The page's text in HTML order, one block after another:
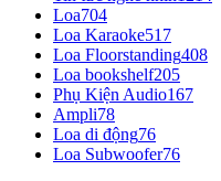
Loa704
Loa Karaoke517
Loa Floorstanding408
Loa bookshelf205
Phụ Kiện Audio167
Ampli78
Loa di động76
Loa Subwoofer76